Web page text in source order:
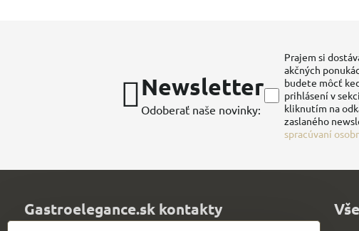
Newsletter
Odoberať naše novinky:
Prajem si
akčných
budete môcť
prihlásení v
kliknutím na
zaslaného
spracúvaní
Gastroelegance.sk kontakty